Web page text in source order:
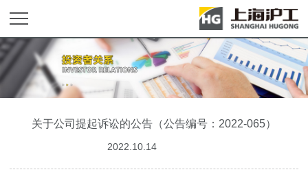
关于公司提起诉讼的公告（公告编号：2022-065）
2022.10.14